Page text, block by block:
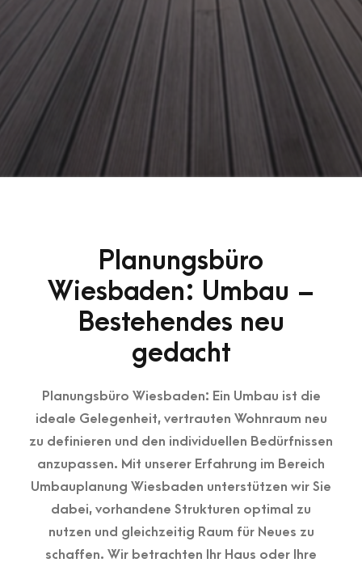
Planungsbüro
Wiesbaden: Umbau –
Bestehendes neu
gedacht
Planungsbüro Wiesbaden: Ein Umbau ist die
ideale Gelegenheit, vertrauten Wohnraum neu
zu definieren und den individuellen Bedürfnissen
anzupassen. Mit unserer Erfahrung im Bereich
Umbauplanung Wiesbaden unterstützen wir Sie
dabei, vorhandene Strukturen optimal zu
nutzen und gleichzeitig Raum für Neues zu
schaffen. Wir betrachten Ihr Haus oder Ihre